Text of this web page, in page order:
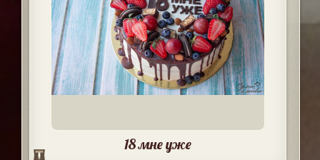
18 мне уже